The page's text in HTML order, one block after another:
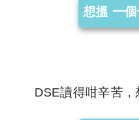
想搵 一
DSE讀得咁辛苦